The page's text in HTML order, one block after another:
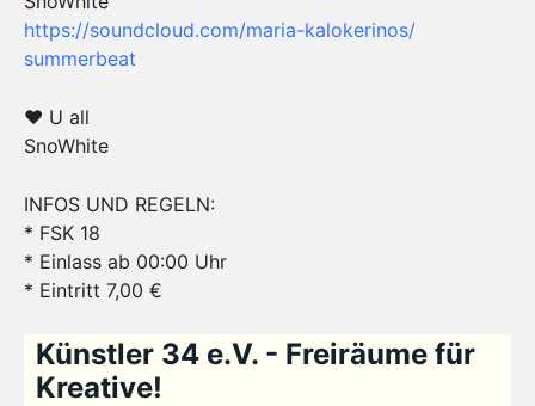
https://soundcloud.com/maria-kalokerinos/
summerbeat
♥ U all
SnoWhite
INFOS UND REGELN:
* FSK 18
* Einlass ab 00:00 Uhr
* Eintritt 7,00 €
Künstler 34 e.V. - Freiräume für
Kreative!